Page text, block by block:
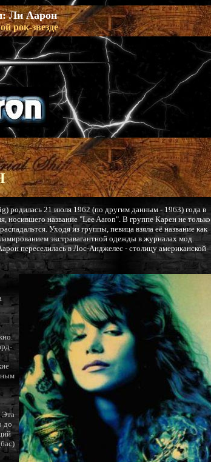
Ли Аарон
рок-звезде
родилась 21 июля 1962 (по другим данным - 1963) года в
носившего название "Lee Aaron". В группе Карен не только
Уходя из группы, певица взяла её название как
экстравагантной одежды в журналах мод.
переселилась в Лос-Анджелес - столицу американской
Эта
до